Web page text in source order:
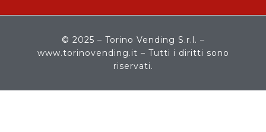
© 2025 – Torino Vending S.r.l. –
www.torinovending.it – Tutti i diritti sono
riservati.